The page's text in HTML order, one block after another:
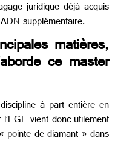
juridique déjà acquis
supplémentaire.
matières,
ce master
à part entière en
vient donc utilement
pointe de diamant » dans